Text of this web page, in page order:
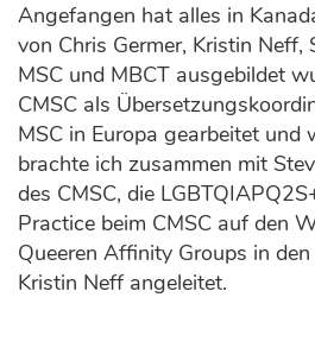
Angefangen hat alles in
von Chris Germer, Kristin
MSC und MBCT ausgebildet
CMSC als
MSC in Europa gearbeitet und
brachte ich zusammen mit
des CMSC, die
Practice beim CMSC auf den
Queeren Affinity Groups in
Kristin Neff angeleitet.